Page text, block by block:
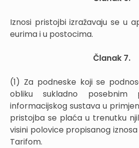
Iznosi pristojbi izražavaju se u
eurima i u postocima.
Članak 7.
(1) Za podneske koji se
obliku sukladno posebnim
informacijskog sustava u
pristojba se plaća u trenutku
visini polovice propisanog
Tarifom.